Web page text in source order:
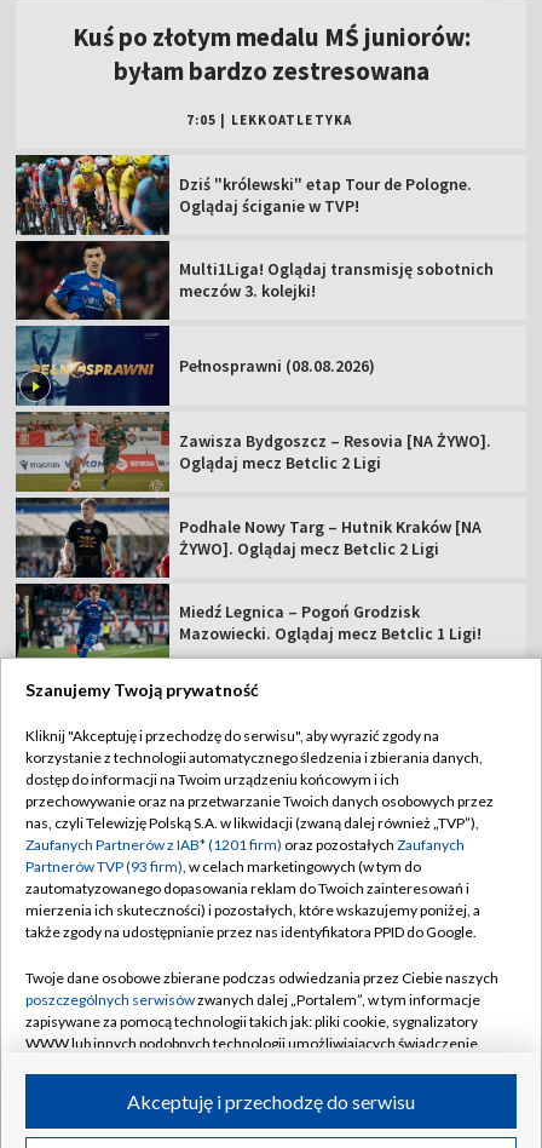
Kuś po złotym medalu MŚ juniorów:
byłam bardzo zestresowana
Zawisza Bydgoszcz – Resovia [NA ŻYWO].
Oglądaj mecz Betclic 2 Ligi
Podhale Nowy Targ – Hutnik Kraków [NA
ŻYWO]. Oglądaj mecz Betclic 2 Ligi
Miedź Legnica – Pogoń Grodzisk
Mazowiecki. Oglądaj mecz Betclic 1 Ligi!
TVP
Abonament TVP
Biuro Reklamy
Oferta Handlowa
Regulamin TVP
Moje zgody
Biuro reklamy
Szanujemy Twoją prywatność
Kliknij "Akceptuję i przechodzę do serwisu", aby wyrazić zgody na
korzystanie z technologii automatycznego śledzenia i zbierania danych,
dostęp do informacji na Twoim urządzeniu końcowym i ich
przechowywanie oraz na przetwarzanie Twoich danych osobowych przez
nas, czyli Telewizję Polską S.A. w likwidacji (zwaną dalej również „TVP”),
Zaufanych Partnerów z IAB* (1201 firm) oraz pozostałych Zaufanych
Partnerów TVP (93 firm), w celach marketingowych (w tym do
zautomatyzowanego dopasowania reklam do Twoich zainteresowań i
mierzenia ich skuteczności) i pozostałych, które wskazujemy poniżej, a
także zgody na udostępnianie przez nas identyfikatora PPID do Google.
Twoje dane osobowe zbierane podczas odwiedzania przez Ciebie naszych
poszczególnych serwisówzwanych dalej „Portalem”, w tym informacje
zapisywane za pomocą technologii takich jak: pliki cookie, sygnalizatory
WWW lub innych podobnych technologii umożliwiających świadczenie
ruchu w Internecie.Akceptuję i przechodzę do serwisu